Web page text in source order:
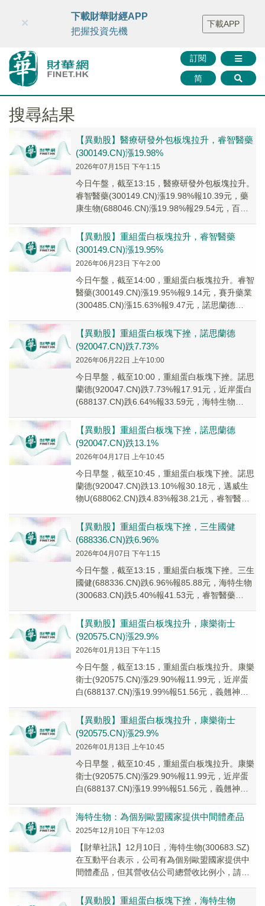
財華智庫網 FINTV FINMETA 財華證券 媒體矩陣
智庫沙龍
聯絡我們
訂閱
简
×
下載財華財經APP
把握投資先機
下載APP
搜尋結果
【異動股】醫療研發外包板塊拉升，睿智醫藥
(300149.CN)漲19.98%
2026年07月15日 下午1:15
今日午盤，截至13:15，醫療研發外包板塊拉升。
睿智醫藥(300149.CN)漲19.98%報10.39元，藥
康生物(688046.CN)漲19.98%報29.54元，百奧
【異動股】重組蛋白板塊拉升，睿智醫藥
(300149.CN)漲19.95%
2026年06月23日 下午2:00
今日午盤，截至14:00，重組蛋白板塊拉升。睿智
醫藥(300149.CN)漲19.95%報9.14元，賽升藥業
(300485.CN)漲15.63%報9.47元，諾思蘭德
【異動股】重組蛋白板塊下挫，諾思蘭德
(920047.CN)跌7.73%
2026年06月22日 上午10:00
今日早盤，截至10:00，重組蛋白板塊下挫。諾思
蘭德(920047.CN)跌7.73%報17.91元，近岸蛋白
(688137.CN)跌6.64%報33.59元，海特生物
【異動股】重組蛋白板塊下挫，諾思蘭德
(920047.CN)跌13.1%
2026年04月17日 上午10:45
今日早盤，截至10:45，重組蛋白板塊下挫。諾思
蘭德(920047.CN)跌13.10%報30.18元，邁威生
物U(688062.CN)跌4.83%報38.21元，睿智醫藥
【異動股】重組蛋白板塊下挫，三生國健
(688336.CN)跌6.96%
2026年04月07日 下午1:15
今日午盤，截至13:15，重組蛋白板塊下挫。三生
國健(688336.CN)跌6.96%報85.88元，海特生物
(300683.CN)跌5.40%報41.53元，睿智醫藥
【異動股】重組蛋白板塊拉升，康樂衛士
(920575.CN)漲29.9%
2026年01月13日 下午1:15
今日午盤，截至13:15，重組蛋白板塊拉升。康樂
衛士(920575.CN)漲29.90%報11.99元，近岸蛋
白(688137.CN)漲19.99%報51.56元，義翹神州
【異動股】重組蛋白板塊拉升，康樂衛士
(920575.CN)漲29.9%
2026年01月13日 上午10:45
今日早盤，截至10:45，重組蛋白板塊拉升。康樂
衛士(920575.CN)漲29.90%報11.99元，近岸蛋
白(688137.CN)漲19.99%報51.56元，義翹神州
海特生物：為個别歐盟國家提供中間體產品
2025年12月10日 下午12:03
【財華社訊】12月10日，海特生物(300683.SZ)
在互動平台表示，公司有為個别歐盟國家提供中
間體產品，但其營收佔公司總營收比例小，請注
【異動股】重組蛋白板塊下挫，海特生物